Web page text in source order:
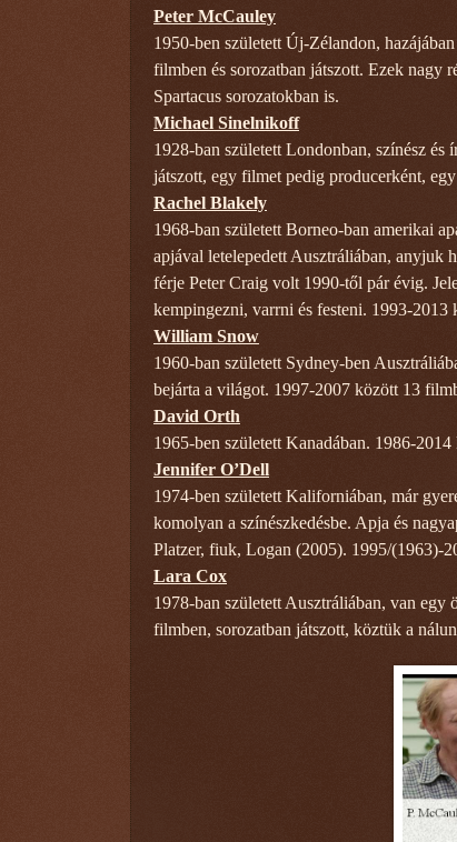
Peter McCauley
1950-ben született Új-Zélandon,
filmben és sorozatban játszott. Ezek nagy
Spartacus sorozatokban is.
Michael Sinelnikoff
1928-ban született Londonban, színész
játszott, egy filmet pedig producerként,
Rachel Blakely
1968-ban született Borneo-ban amerikai
apjával letelepedett Ausztráliában, anyjuk
férje Peter Craig volt 1990-től pár évig.
kempingezni, varrni és festeni. 1993-2013
William Snow
1960-ban született Sydney-ben
bejárta a világot. 1997-2007 között 13
David Orth
1965-ben született Kanadában. 1986-
Jennifer O’Dell
1974-ben született Kaliforniában, már
komolyan a színészkedésbe. Apja és
Platzer, fiuk, Logan (2005). 1995/(1963)-
Lara Cox
1978-ban született Ausztráliában, van
filmben, sorozatban játszott, köztük a